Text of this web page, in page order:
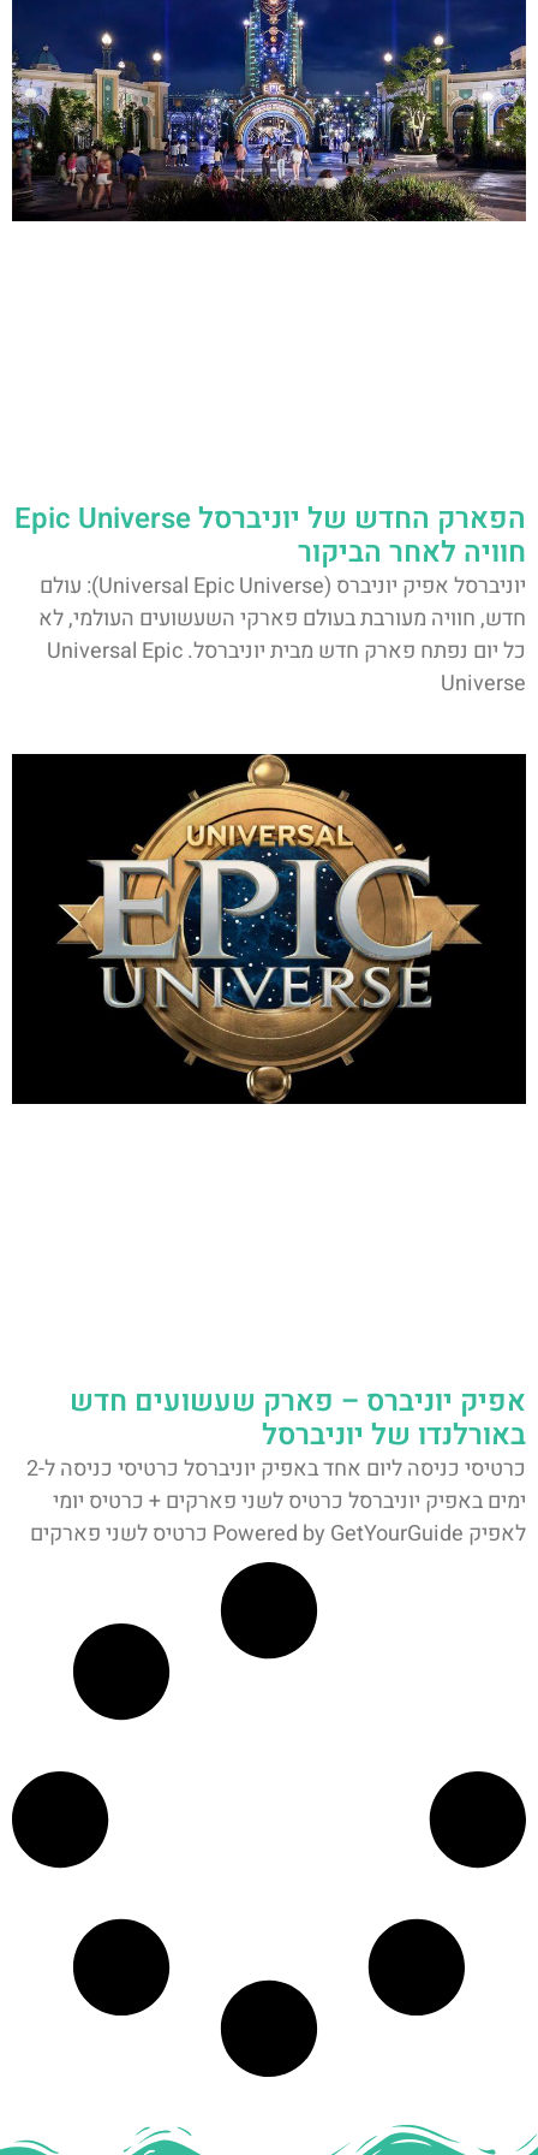
הפארק החדש של יוניברסל Epic Universe
חוויה לאחר הביקור
יוניברסל אפיק יוניברס (Universal Epic Universe): עולם
חדש, חוויה מעורבת בעולם פארקי השעשועים העולמי, לא
כל יום נפתח פארק חדש מבית יוניברסל. Universal Epic
Universe
אפיק יוניברס – פארק שעשועים חדש
באורלנדו של יוניברסל
כרטיסי כניסה ליום אחד באפיק יוניברסל כרטיסי כניסה ל-2
ימים באפיק יוניברסל כרטיס לשני פארקים + כרטיס יומי
לאפיק Powered by GetYourGuide כרטיס לשני פארקים